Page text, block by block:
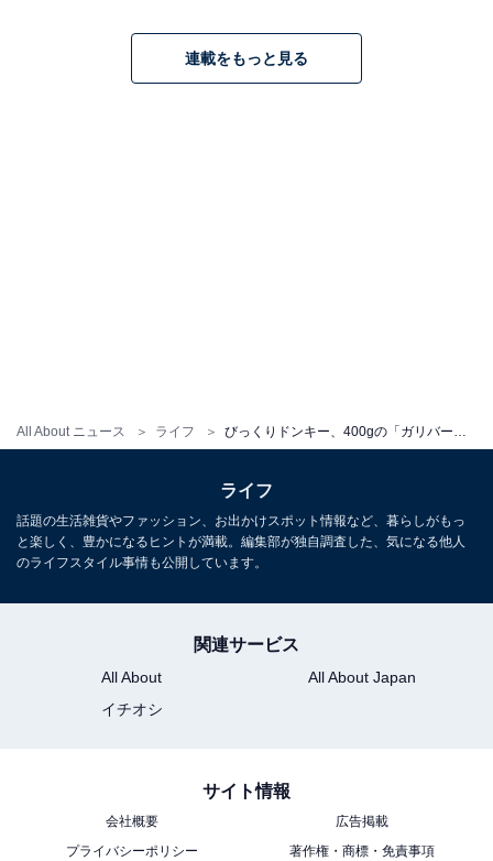
All About ニュース ライフ
連載をもっと見る
ライフ
話題の生活雑貨やファッション、お出かけスポット情報など、暮らしがもっ
と楽しく、豊かになるヒントが満載。編集部が独自調査した、気になる他人
のライフスタイル事情も公開しています。
関連サービス
All About
All About Japan
イチオシ
サイト情報
会社概要
広告掲載
プライバシーポリシー
著作権・商標・免責事項